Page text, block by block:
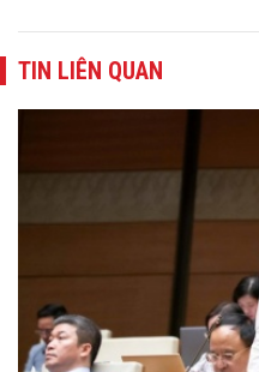
TIN LIÊN QUAN